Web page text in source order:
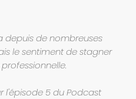
depuis de nombreuses
le sentiment de stagner
l'épisode 5 du Podcast